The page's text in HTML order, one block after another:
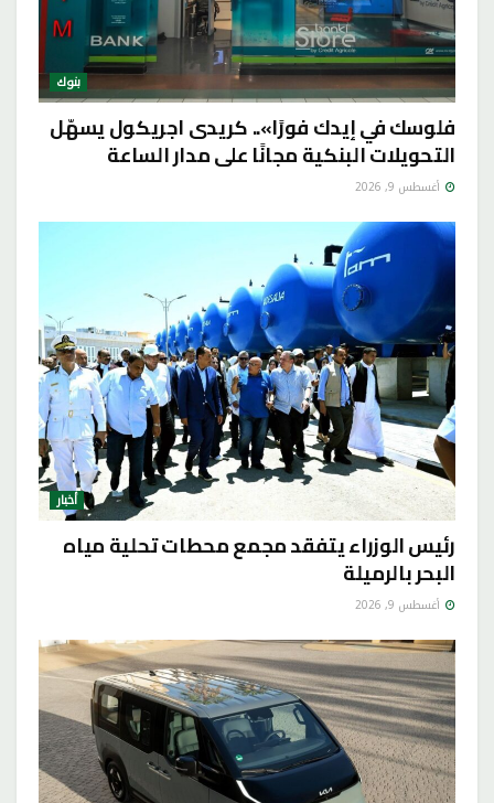
بنوك
فلوسك في إيدك فورًا».. كريدى اجريكول يسهّل
التحويلات البنكية مجانًا على مدار الساعة
أغسطس 9, 2026
أخبار
رئيس الوزراء يتفقد مجمع محطات تحلية مياه
البحر بالرميلة
أغسطس 9, 2026